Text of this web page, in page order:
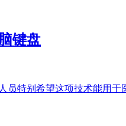
键盘
特别希望这项技术能用于